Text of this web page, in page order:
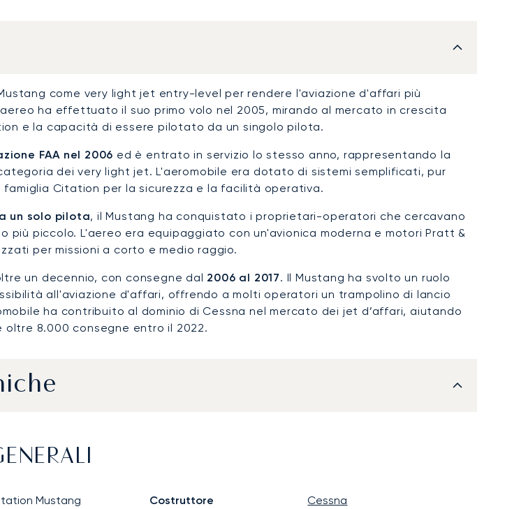
come very light jet entry-level per rendere l'aviazione d'affari più
ha effettuato il suo primo volo nel 2005, mirando al mercato in crescita
e la capacità di essere pilotato da un singolo pilota.
FAA nel 2006 ed è entrato in servizio lo stesso anno, rappresentando la
dei very light jet. L'aeromobile era dotato di sistemi semplificati, pur
Citation per la sicurezza e la facilità operativa.
un solo pilota, il Mustang ha conquistato i proprietari-operatori che cercavano
più piccolo. L'aereo era equipaggiato con un'avionica moderna e motori Pratt &
per missioni a corto e medio raggio.
un decennio, con consegne dal 2006 al 2017. Il Mustang ha svolto un ruolo
all'aviazione d'affari, offrendo a molti operatori un trampolino di lancio
ha contribuito al dominio di Cessna nel mercato dei jet d’affari, aiutando
8.000 consegne entro il 2022.
Mustang Costruttore Cessna